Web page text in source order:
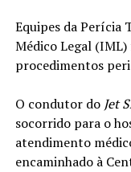
Equipes da
Médico Legal
procedimentos
O condutor do Jet
socorrido para o
atendimento
encaminhado à